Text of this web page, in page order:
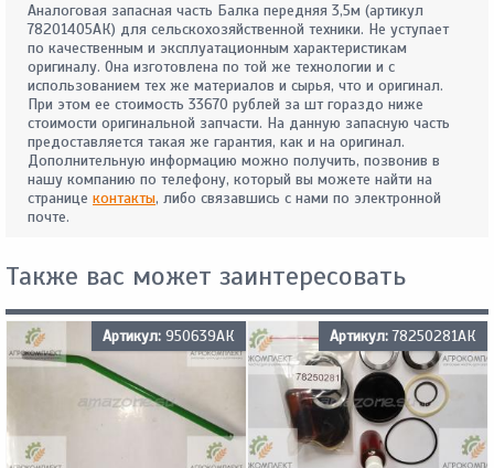
Аналоговая запасная часть Балка передняя 3,5м (артикул
78201405АК) для сельскохозяйственной техники. Не уступает
по качественным и эксплуатационным характеристикам
оригиналу. Она изготовлена по той же технологии и с
использованием тех же материалов и сырья, что и оригинал.
При этом ее стоимость 33670 рублей за шт гораздо ниже
стоимости оригинальной запчасти. На данную запасную часть
предоставляется такая же гарантия, как и на оригинал.
Дополнительную информацию можно получить, позвонив в
нашу компанию по телефону, который вы можете найти на
странице контакты, либо связавшись с нами по электронной
почте.
Также вас может заинтересовать
Артикул: 950639АК Артикул:78250281АК